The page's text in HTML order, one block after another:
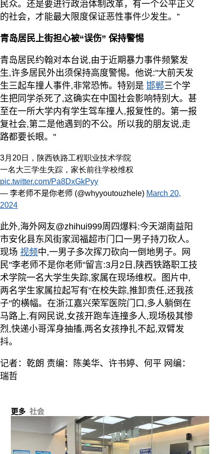
民众。还是要进行政治体制改革，有一个公平正义
的社会，才能最大限度保证恶性事件少发生。”
青岛居民上街担心被“误伤” 保持警惕
青岛居民约翰对本台说,由于近期暴力事件频繁发
生,许多居民外出须保持高度警惕。他说:"大前天发
生三起车撞人事件,非常恐怖。特别是 邯郸三个学
生把同学杀死了,这确实在中国社会影响特别大。甚
至在一所大学内有学生驾车撞人,报复性的。第一报
复社会,第二是他遇到的不公。所以我的朋友说,走
路都要长眼。"
3月20日，陕西铁路工程职业技术学院
一名大三学生失踪，家长前往学校维权
pic.twitter.com/Pa8DxGkPyy
— 李老师不是你老师 (@whyyoutouzhele) March 20,
2024
此外,海外网友@zhihui999周四爆料:今天湖南益阳
市安化县东风街家润福超市门口一男子持刀砍人。
现场 视频中,一男子多次挥刀砍向一倒地男子。网
民"李老师不是你老师"留言:3月2日,陕西铁路职工技
术学院一名大学生失踪,家属在现场维权。图片中,
两名学生家属拉起写有"在校失踪,推卸责任,还我孩
子"的横幅。在浙江嘉兴荣军医院门口,多人躺倒在
马路上,有网民说,女孩开跑车连撞多人,现场极其惨
烈,快递小哥浑身抽搐,两名女孩挣扎不起,双臂发
抖。
记者：乾朗 责编：陈美华、许书婷、何平 网编：
瑞哲
更多 社会